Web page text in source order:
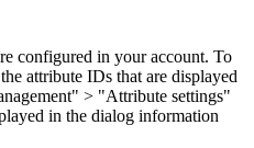
configured in your account. To
attribute IDs that are displayed
> "Attribute settings"
in the dialog information